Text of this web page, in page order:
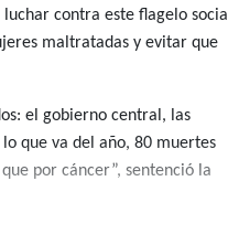
contra este flagelo social
maltratadas y evitar que
el gobierno central, las
que va del año, 80 muertes
por cáncer”, sentenció la